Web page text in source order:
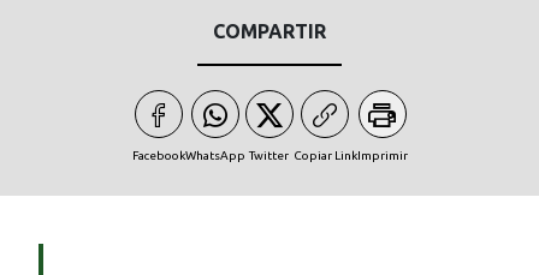
COMPARTIR
FacebookWhatsApp Twitter Copiar LinkImprimir